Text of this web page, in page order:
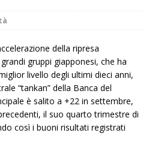
della ripresa
gruppi giapponesi, che ha
livello degli ultimi dieci anni,
“tankan” della Banca del
è salito a +22 in settembre,
il suo quarto trimestre di
così i buoni risultati registrati